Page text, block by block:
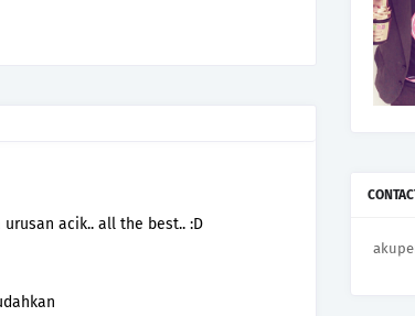
acik.. all the best.. :D